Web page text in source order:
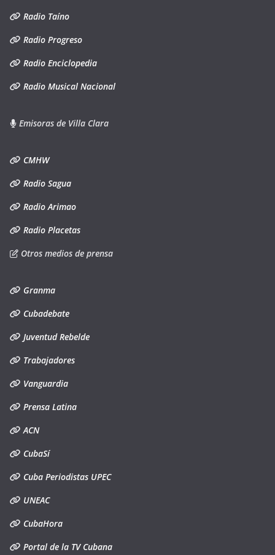
Radio Taíno
Radio Progreso
Radio Enciclopedia
Radio Musical Nacional
Emisoras de Villa Clara
CMHW
Radio Sagua
Radio Arimao
Radio Placetas
Otros medios de prensa
Granma
Cubadebate
Juventud Rebelde
Trabajadores
Vanguardia
Prensa Latina
ACN
CubaSí
Cuba Periodistas UPEC
UNEAC
CubaHora
Portal de la TV Cubana